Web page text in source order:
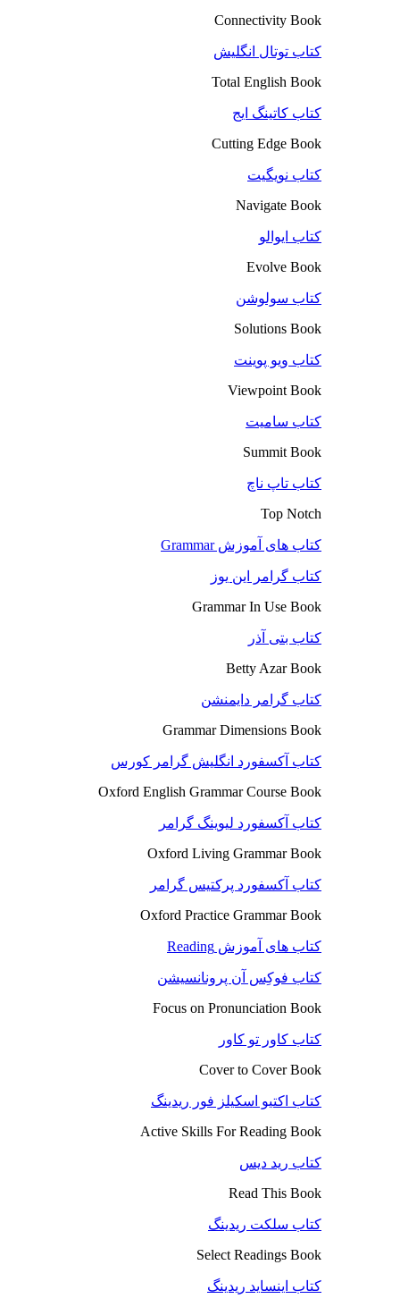
Connectivity Book
کتاب توتال انگلیش
Total English Book
کتاب کاتینگ ایج
Cutting Edge Book
کتاب نویگیت
Navigate Book
کتاب ایوالو
Evolve Book
کتاب سولوشن
Solutions Book
کتاب ویو پوینت
Viewpoint Book
کتاب سامیت
Summit Book
کتاب تاپ ناچ
Top Notch
کتاب های آموزش Grammar
کتاب گرامر این یوز
Grammar In Use Book
کتاب بتی آذر
Betty Azar Book
کتاب گرامر دایمنشن
Grammar Dimensions Book
کتاب آکسفورد انگلیش گرامر کورس
Oxford English Grammar Course Book
کتاب آکسفورد لیوینگ گرامر
Oxford Living Grammar Book
کتاب آکسفورد پرکتیس گرامر
Oxford Practice Grammar Book
کتاب های آموزش Reading
کتاب فوکِس آن پرونانسیشن
Focus on Pronunciation Book
کتاب کاور تو کاور
Cover to Cover Book
کتاب اکتیو اسکیلز فور ریدینگ
Active Skills For Reading Book
کتاب رید دیس
Read This Book
کتاب سلکت ریدینگ
Select Readings Book
کتاب اینساید ریدینگ